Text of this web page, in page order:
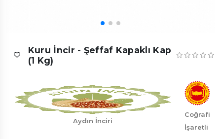
Kuru İncir - Şeffaf Kapaklı Kap
(1 Kg)
Aydın İnciri
Coğrafi
İşaretli